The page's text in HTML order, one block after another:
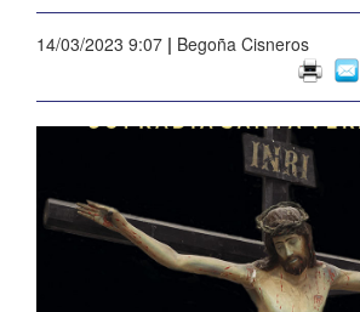
14/03/2023 9:07 | Begoña Cisneros